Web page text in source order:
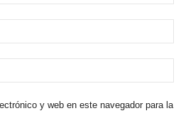
y web en este navegador para la